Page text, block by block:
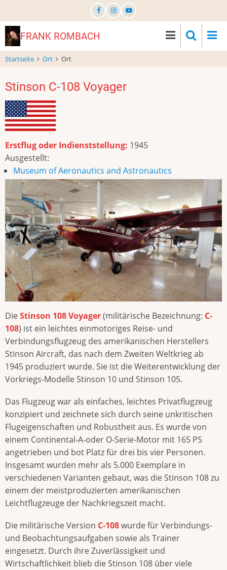
zum
InhaltFRANK ROMBACH
Startseite Ort Ort
Stinson C-108 Voyager
Erstflug oder Indienststellung: 1945
Ausgestellt:
Museum of Aeronautics and Astronautics
DieStinson 108 Voyager(militärische Bezeichnung: C-
108) ist ein leichtes einmotoriges Reise- und
Verbindungsflugzeug des amerikanischen Herstellers
Stinson Aircraft, das nach dem Zweiten Weltkrieg ab
1945 produziert wurde. Sie ist die Weiterentwicklung der
Vorkriegs-Modelle Stinson 10 und Stinson 105.
Das Flugzeug war als einfaches, leichtes Privatflugzeug
konzipiert und zeichnete sich durch seine unkritischen
Flugeigenschaften und Robustheit aus. Es wurde von
einem Continental-A-oder O-Serie-Motor mit 165 PS
angetrieben und bot Platz für drei bis vier Personen.
Insgesamt wurden mehr als 5.000 Exemplare in
verschiedenen Varianten gebaut, was die Stinson 108 zu
einem der meistproduzierten amerikanischen
Leichtflugzeuge der Nachkriegszeit macht.
Die militärische Version C-108wurde für Verbindungs-
und Beobachtungsaufgaben sowie als Trainer
eingesetzt. Durch ihre Zuverlässigkeit und
Wirtschaftlichkeit blieb die Stinson 108 über viele